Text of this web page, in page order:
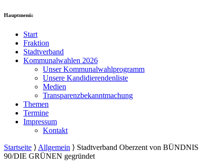
Hauptmenü:
Start
Fraktion
Stadtverband
Kommunalwahlen 2026
Unser Kommunalwahlprogramm
Unsere Kandidierendenliste
Medien
Transparenzbekanntmachung
Themen
Termine
Impressum
Kontakt
Startseite ⟩ Allgemein ⟩ Stadtverband Oberzent von BÜNDNIS
90/DIE GRÜNEN gegründet